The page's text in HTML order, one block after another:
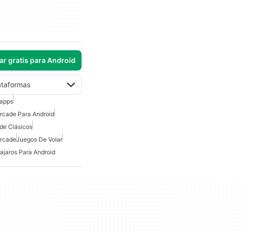
gratis para Android
Para Android
Clásicos
Juegos De Volar
Para Android